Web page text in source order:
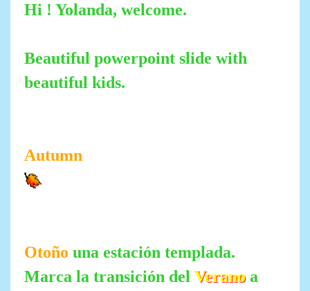
Hi ! Yolanda, welcome.
Beautiful powerpoint slide with
beautiful kids.
Autumn
Otoño una estación templada.
Marca la transición del Veranoa